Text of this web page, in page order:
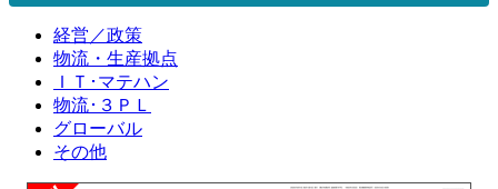
経営／政策
物流・生産拠点
ＩＴ･マテハン
物流･３ＰＬ
グローバル
その他